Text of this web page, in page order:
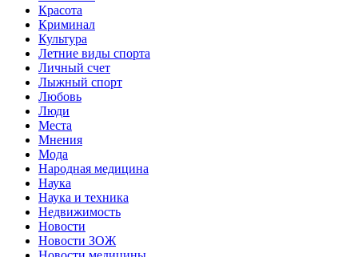
Красота
Криминал
Культура
Летние виды спорта
Личный счет
Лыжный спорт
Любовь
Люди
Места
Мнения
Мода
Народная медицина
Наука
Наука и техника
Недвижимость
Новости
Новости ЗОЖ